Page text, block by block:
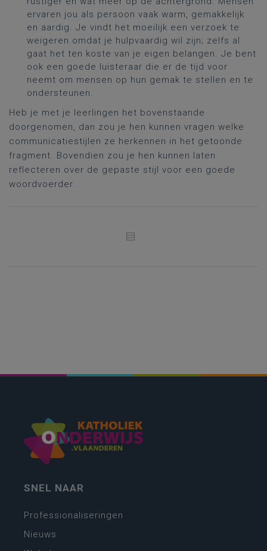
ervaren jou als persoon vaak warm, gemakkelijk
en aardig. Je vindt het moeilijk een verzoek te
weigeren omdat je hulpvaardig wil zijn; zelfs al
gaat het ten koste van je eigen belangen. Je bent
ook een goede luisteraar die er de tijd voor
neemt om mensen op hun gemak te stellen en te
ondersteunen.
Heb je met je leerlingen het bovenstaande
doorgenomen, dan zou je hen kunnen vragen welke
communicatiestijlen ze herkennen in het getoonde
fragment. Bovendien zou je hen kunnen laten
reflecteren over de gepaste stijl voor een goede
woordvoerder.
SNEL NAAR
Professionaliseringen
Nieuws